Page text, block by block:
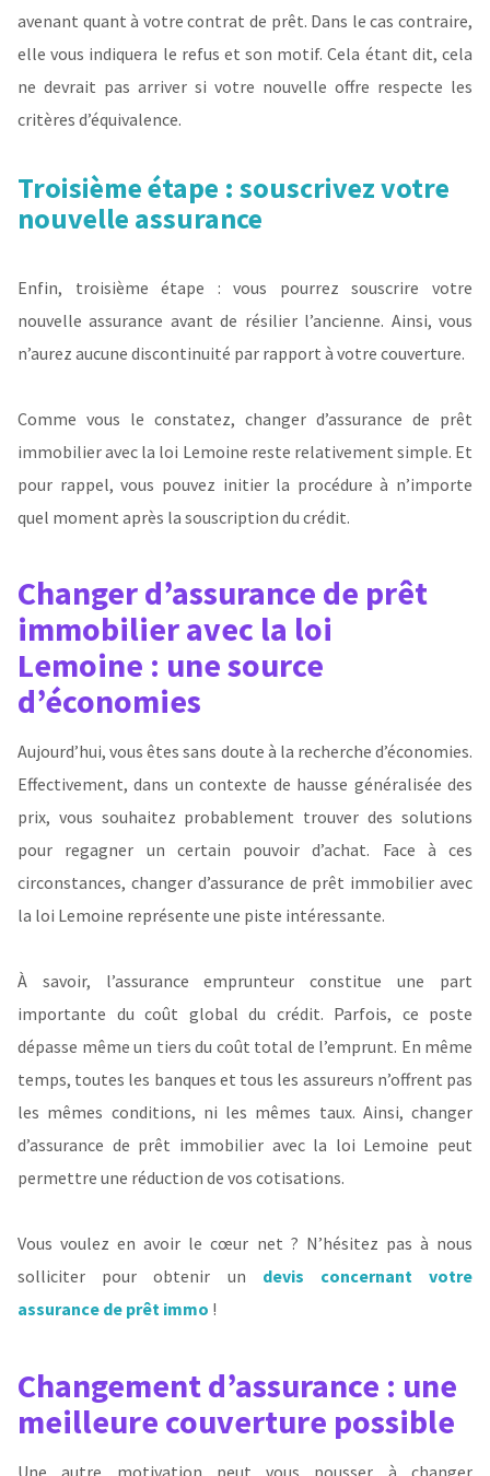
avenant quant à votre contrat de prêt. Dans le cas contraire,
elle vous indiquera le refus et son motif. Cela étant dit, cela
ne devrait pas arriver si votre nouvelle offre respecte les
critères d’équivalence.
Troisième étape : souscrivez votre
nouvelle assurance
Enfin, troisième étape : vous pourrez souscrire votre
nouvelle assurance avant de résilier l’ancienne. Ainsi, vous
n’aurez aucune discontinuité par rapport à votre couverture.
Comme vous le constatez, changer d’assurance de prêt
immobilier avec la loi Lemoine reste relativement simple. Et
pour rappel, vous pouvez initier la procédure à n’importe
quel moment après la souscription du crédit.
Changer d’assurance de prêt
immobilier avec la loi
Lemoine : une source
d’économies
Aujourd’hui, vous êtes sans doute à la recherche d’économies.
Effectivement, dans un contexte de hausse généralisée des
prix, vous souhaitez probablement trouver des solutions
pour regagner un certain pouvoir d’achat. Face à ces
circonstances, changer d’assurance de prêt immobilier avec
la loi Lemoine représente une piste intéressante.
À savoir, l’assurance emprunteur constitue une part
importante du coût global du crédit. Parfois, ce poste
dépasse même un tiers du coût total de l’emprunt. En même
temps, toutes les banques et tous les assureurs n’offrent pas
les mêmes conditions, ni les mêmes taux. Ainsi, changer
d’assurance de prêt immobilier avec la loi Lemoine peut
permettre une réduction de vos cotisations.
Vous voulez en avoir le cœur net ? N’hésitez pas à nous
solliciter pour obtenir un devis concernant votre
assurance de prêt immo !
Changement d’assurance : une
meilleure couverture possible
Une autre motivation peut vous pousser à changer